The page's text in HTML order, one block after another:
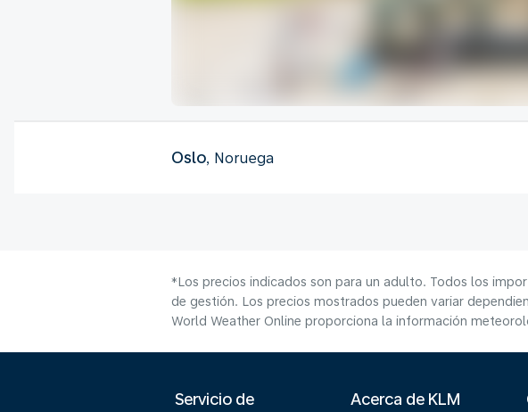
Oslo, Noruega
*Los precios indicados son para un adulto. Todos los
de gestión. Los precios mostrados pueden variar
World Weather Online proporciona la información
Servicio de
Acerca de KLM